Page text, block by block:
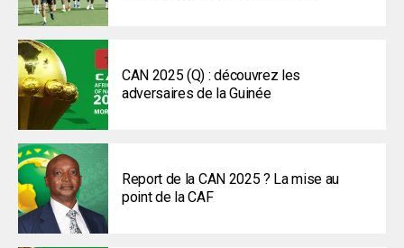
CAN 2025 (Q) : découvrez les
adversaires de la Guinée
Report de la CAN 2025 ? La mise au
point de la CAF